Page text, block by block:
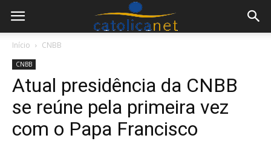
Início CNBB
CNBB
Atual presidência da CNBB
se reúne pela primeira vez
com o Papa Francisco